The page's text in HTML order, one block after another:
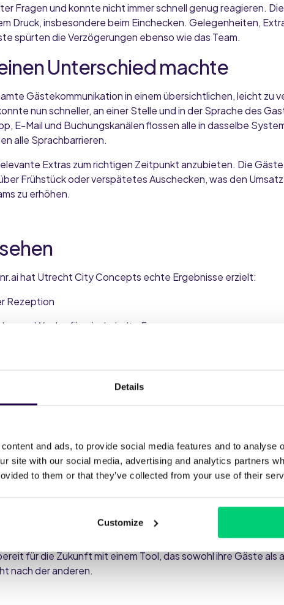
Details
and ads, to provide social media features and to analyse
site with our social media, advertising and analytics partners
to them or that they’ve collected from your use of their
Customize
Fragen und konnte nicht immer schnell genug reagieren.
Druck, insbesondere beim Einchecken. Gelegenheiten,
spürten die Verzögerungen ebenso wie das Team.
Unterschied machte
Gästekommunikation in einem übersichtlichen, leicht zu
nun schneller, an einer Stelle und in der Sprache des
E-Mail und Buchungskanälen flossen alle in dasselbe
alle Sprachbarrieren.
Extras zum richtigen Zeitpunkt anzubieten. Die
Frühstück oder verspätetes Auschecken, was den
zu erhöhen.
hat Utrecht City Concepts echte Ergebnisse erzielt:
Rezeption
pro Woche für wiederholte Fragen
wie Frühstück und Parken
lieferte schnell Ergebnisse, und sowohl
es."
der Gruppe
Nächstes?
die Gästekommunikation jetzt mit mehr Klarheit, mehr
für die Zukunft mit einem Tool, das sowohl ihre Gäste als
nach der anderen.